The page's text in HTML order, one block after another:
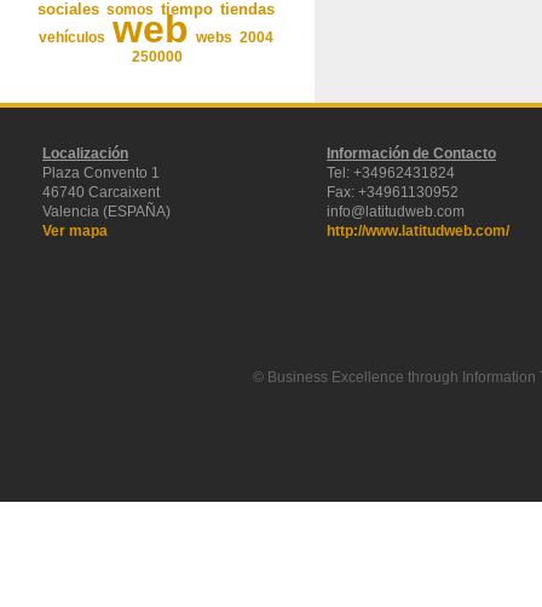
sociales somos tiempo tiendas
vehículos web webs 2004
250000
Localización
Plaza Convento 1
46740 Carcaixent
Valencia (ESPAÑA)
Ver mapa
Información de Contacto
Tel: +34962431824
Fax: +34961130952
info@latitudweb.com
http://www.latitudweb.com/
© Business Excellence through